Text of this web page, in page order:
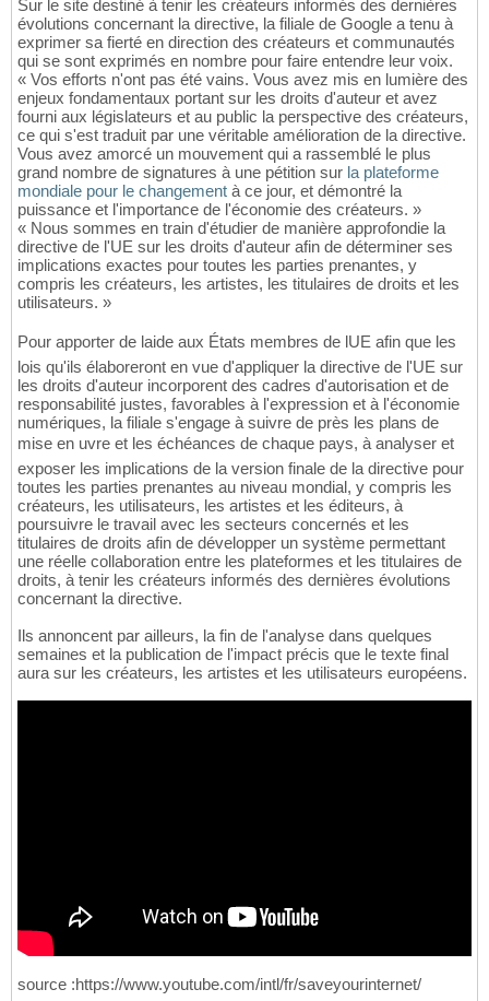
Sur le site destiné à tenir les créateurs informés des dernières
évolutions concernant la directive, la filiale de Google a tenu à
exprimer sa fierté en direction des créateurs et communautés
qui se sont exprimés en nombre pour faire entendre leur voix.
« Vos efforts n'ont pas été vains. Vous avez mis en lumière des
enjeux fondamentaux portant sur les droits d'auteur et avez
fourni aux législateurs et au public la perspective des créateurs,
ce qui s'est traduit par une véritable amélioration de la directive.
Vous avez amorcé un mouvement qui a rassemblé le plus
grand nombre de signatures à une pétition sur la plateforme
mondiale pour le changement à ce jour, et démontré la
puissance et l'importance de l'économie des créateurs. »
« Nous sommes en train d'étudier de manière approfondie la
directive de l'UE sur les droits d'auteur afin de déterminer ses
implications exactes pour toutes les parties prenantes, y
compris les créateurs, les artistes, les titulaires de droits et les
utilisateurs. »
Pour apporter de laide aux États membres de lUE afin que les
lois qu'ils élaboreront en vue d'appliquer la directive de l'UE sur
les droits d'auteur incorporent des cadres d'autorisation et de
responsabilité justes, favorables à l'expression et à l'économie
numériques, la filiale s'engage à suivre de près les plans de
mise en uvre et les échéances de chaque pays, à analyser et
exposer les implications de la version finale de la directive pour
toutes les parties prenantes au niveau mondial, y compris les
créateurs, les utilisateurs, les artistes et les éditeurs, à
poursuivre le travail avec les secteurs concernés et les
titulaires de droits afin de développer un système permettant
une réelle collaboration entre les plateformes et les titulaires de
droits, à tenir les créateurs informés des dernières évolutions
concernant la directive.
Ils annoncent par ailleurs, la fin de l'analyse dans quelques
semaines et la publication de l'impact précis que le texte final
aura sur les créateurs, les artistes et les utilisateurs européens.
source :https://www.youtube.com/intl/fr/saveyourinternet/